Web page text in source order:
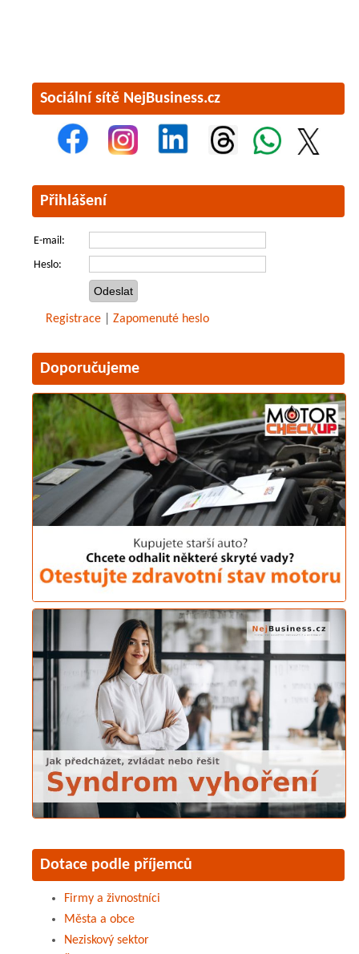
Sociální sítě NejBusiness.cz
Přihlášení
E-mail:
Heslo:
Registrace Zapomenuté heslo
Doporučujeme
Dotace podle příjemců
Firmy a živnostníci
Města a obce
Neziskový sektor